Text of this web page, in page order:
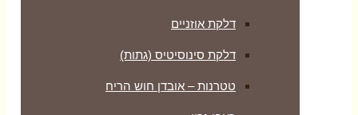
דלקת אוזניים
דלקת סינוסיטיס (גתות)
טטרנות – אובדן חוש הריח